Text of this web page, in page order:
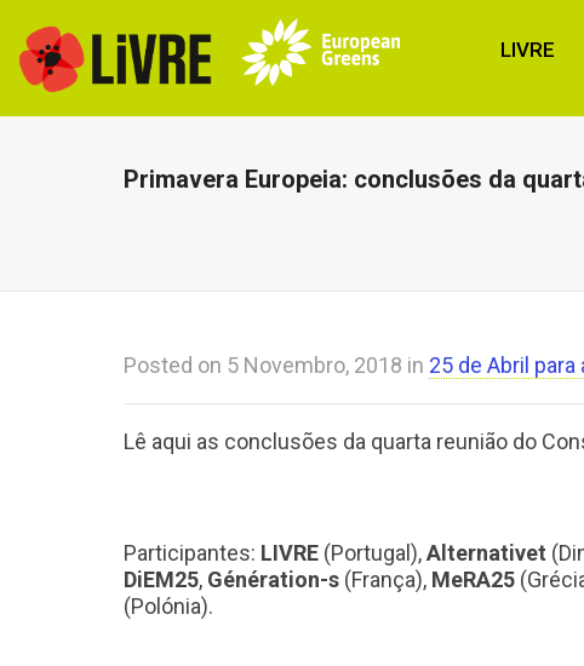
LIVRE
Primavera Europeia: conclusões da
Posted on 5 Novembro, 2018 in 25 de Abril para
Lê aqui as conclusões da quarta reunião do
Participantes: LIVRE (Portugal),Alternativet
DiEM25, Génération-s (França), MeRA25
(Polónia).